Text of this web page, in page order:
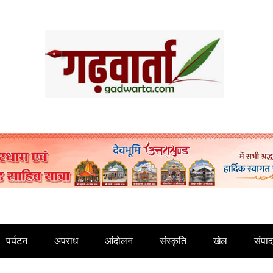
पर्यटन अपराध आंदोलन संस्कृति खेल